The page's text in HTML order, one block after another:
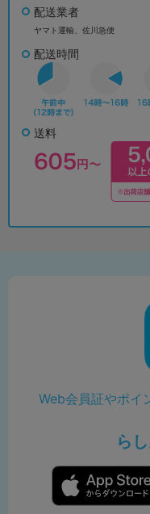
配送業者
ヤマト運輸、佐川急便
配送時間
送料
Web会員証やポイ
ら